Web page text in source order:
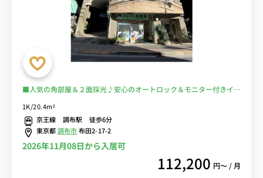
■人気の角部屋＆２面採光♪安心のオートロック＆モニター付きイン
メ！通勤・出張を満員電車に乗らずに徒歩通勤に♪希少エリアのお部
屋！■選べるWi-Fi格安レンタル中！
1K/20.4m²
京王線 調布駅 徒歩6分
東京都調布市布田2-17-2
2026年11月08日から入居可
112,200 円〜 / 月